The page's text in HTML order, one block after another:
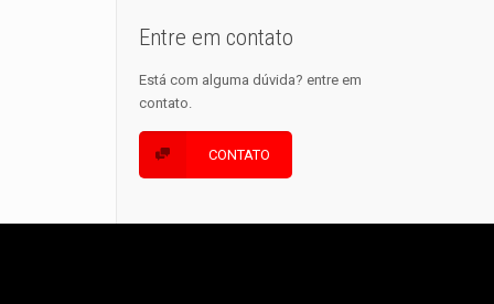
Entre em contato
Está com alguma dúvida? entre em
contato.
CONTATO